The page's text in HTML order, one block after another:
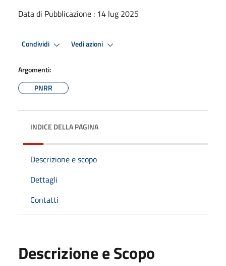
Data di Pubblicazione : 14 lug 2025
Condividi Vedi azioni
Argomenti:
PNRR
INDICE DELLA PAGINA
Descrizione e scopo
Dettagli
Contatti
Descrizione e Scopo